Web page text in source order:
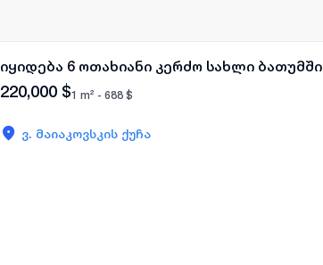
იყიდება 6 ოთახიანი კერძო სახლი ბათუმში
220,000 $1 m² - 688 $
ვ. მაიაკოვსკის ქუჩა